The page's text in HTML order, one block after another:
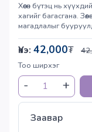
Хөөсөн бүтэц нь
хагийг багасгана.
магадлалыг
Үнэ: 42,000₮
Тоо ширхэг
Заавар